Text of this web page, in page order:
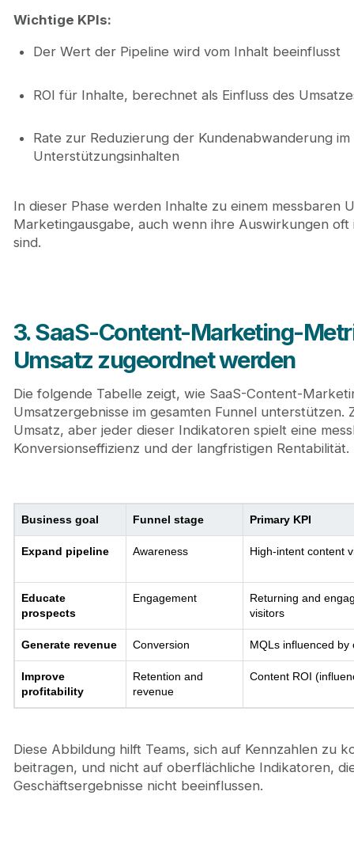
Wichtige KPIs:
Der Wert der Pipeline wird vom Inhalt beeinflusst
ROI für Inhalte, berechnet als Einfluss des
Rate zur Reduzierung der Kundenabwanderung
Unterstützungsinhalten
In dieser Phase werden Inhalte zu einem messbaren
Marketingausgabe, auch wenn ihre Auswirkungen
sind.
3. SaaS-Content-Marketing-
Umsatz zugeordnet werden
Die folgende Tabelle zeigt, wie SaaS-Content-
Umsatzergebnisse im gesamten Funnel
Umsatz, aber jeder dieser Indikatoren spielt eine
Konversionseffizienz und der langfristigen Rentabilität.
Business goal Funnel stage Primary KPI
Expand pipeline Awareness High-intent content
Educate
prospects
Engagement
Returning and
visitors
Generate revenue Conversion MQLs influenced by
Improve
profitability
Retention and
revenue
Content ROI
Diese Abbildung hilft Teams, sich auf Kennzahlen zu
beitragen, und nicht auf oberflächliche Indikatoren,
Geschäftsergebnisse nicht beeinflussen.